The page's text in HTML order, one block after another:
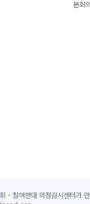
본회
- 참여연대 의정감시센터